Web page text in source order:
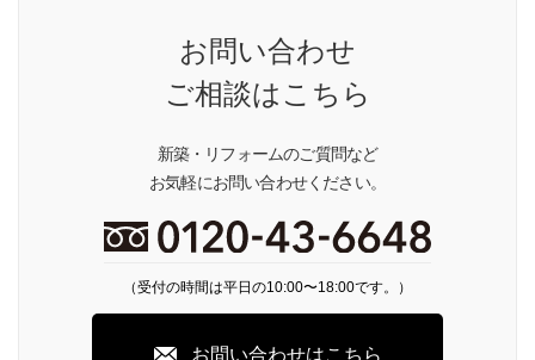
お問い合わせ
ご相談はこちら
新築・リフォームのご質問など
お気軽にお問い合わせください。
（受付の時間は平日の10:00〜18:00です。）
お問い合わせはこちら